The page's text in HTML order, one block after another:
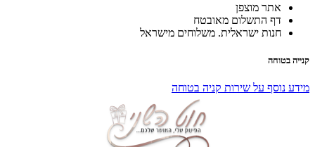
אתר מוצפן
דף התשלום מאובטח
חנות ישראלית. משלוחים מישראל
קנייה בטוחה
מידע נוסף על שירות קניה בטוחה